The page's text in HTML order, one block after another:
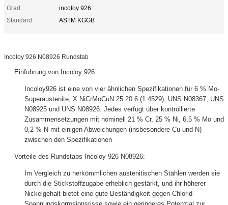
Grad:
incoloy 926
Standard:
ASTM KGGB
Incoloy 926 N08926 Rundstab
Einführung von Incoloy 926:
Incoloy926 ist eine von vier ähnlichen Spezifikationen für 6 % Mo-
Superaustenite, X NiCrMoCuN 25 20 6 (1.4529), UNS N08367, UNS
N08925 und UNS N08926. Jedes verfügt über kontrollierte
Zusammensetzungen mit nominell 21 % Cr, 25 % Ni, 6,5 % Mo und
0,2 % N mit einigen Abweichungen (insbesondere Cu und N)
zwischen den Spezifikationen
Vorteile des Rundstabs Incoloy 926 N08926:
Im Vergleich zu herkömmlichen austenitischen Stählen werden sie
durch die Stickstoffzugabe erheblich gestärkt, und ihr höherer
Nickelgehalt bietet eine gute Beständigkeit gegen Chlorid-